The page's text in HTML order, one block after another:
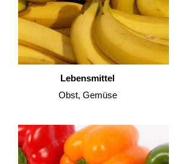
Lebensmittel
Obst, Gemüse